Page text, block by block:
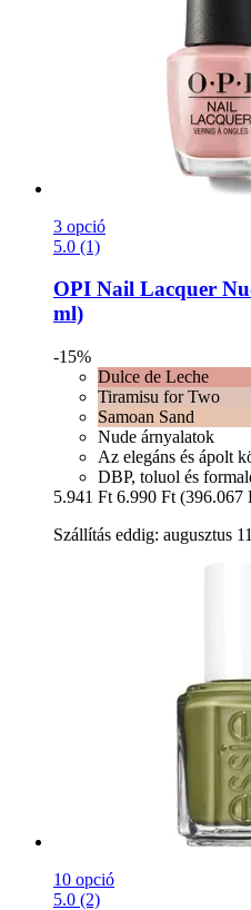
3 opció
5.0 (1)
OPI Nail Lacquer
ml)
-15%
Dulce de Leche
Tiramisu for Two
Samoan Sand
Nude árnyalatok
Az elegáns és ápolt
DBP, toluol és
5.941 Ft 6.990 Ft (396.067
Szállítás eddig: augusztus
10 opció
5.0 (2)